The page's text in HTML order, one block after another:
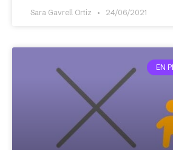
Sara Gavrell Ortiz 24/06/2021
EN